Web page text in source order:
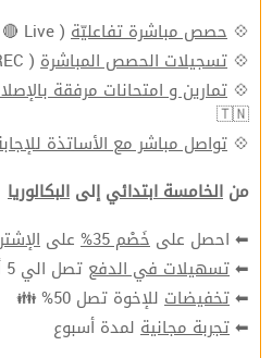
💠 حصص مباشرة تفاعليّة ( Live 🔴 )
💠 تسجيلات الحصص المباشرة ( REC 📼 )
💠 تمارين و امتحانات مرفقة
🇹🇳
💠 تواصل مباشر مع الأساتذة
من الخامسة ابتدائي إلى البكالوريا
⬅ احصل على خَصْم 35% على
⬅تسهيلات في الدفع تصل الي 5 أقساط 😍
⬅تخفيضات للإخوة تصل 50% 👪
⬅تجربة مجانية لمدة أسبوع